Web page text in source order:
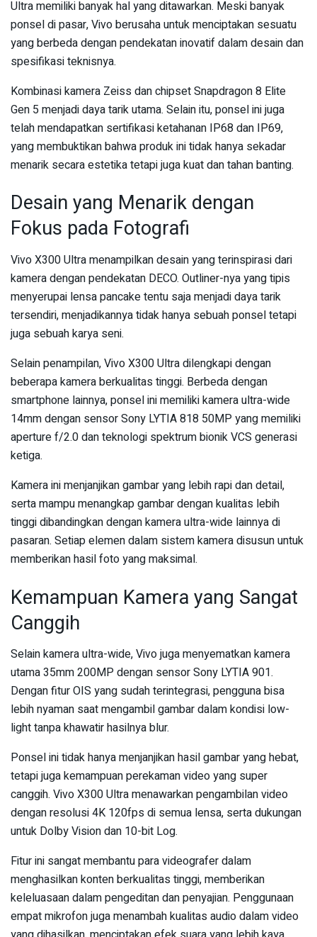
Ultra memiliki banyak hal yang ditawarkan. Meski banyak
ponsel di pasar, Vivo berusaha untuk menciptakan sesuatu
yang berbeda dengan pendekatan inovatif dalam desain dan
spesifikasi teknisnya.
Kombinasi kamera Zeiss dan chipset Snapdragon 8 Elite
Gen 5 menjadi daya tarik utama. Selain itu, ponsel ini juga
telah mendapatkan sertifikasi ketahanan IP68 dan IP69,
yang membuktikan bahwa produk ini tidak hanya sekadar
menarik secara estetika tetapi juga kuat dan tahan banting.
Desain yang Menarik dengan
Fokus pada Fotografi
Vivo X300 Ultra menampilkan desain yang terinspirasi dari
kamera dengan pendekatan DECO. Outliner-nya yang tipis
menyerupai lensa pancake tentu saja menjadi daya tarik
tersendiri, menjadikannya tidak hanya sebuah ponsel tetapi
juga sebuah karya seni.
Selain penampilan, Vivo X300 Ultra dilengkapi dengan
beberapa kamera berkualitas tinggi. Berbeda dengan
smartphone lainnya, ponsel ini memiliki kamera ultra-wide
14mm dengan sensor Sony LYTIA 818 50MP yang memiliki
aperture f/2.0 dan teknologi spektrum bionik VCS generasi
ketiga.
Kamera ini menjanjikan gambar yang lebih rapi dan detail,
serta mampu menangkap gambar dengan kualitas lebih
tinggi dibandingkan dengan kamera ultra-wide lainnya di
pasaran. Setiap elemen dalam sistem kamera disusun untuk
memberikan hasil foto yang maksimal.
Kemampuan Kamera yang Sangat
Canggih
Selain kamera ultra-wide, Vivo juga menyematkan kamera
utama 35mm 200MP dengan sensor Sony LYTIA 901.
Dengan fitur OIS yang sudah terintegrasi, pengguna bisa
lebih nyaman saat mengambil gambar dalam kondisi low-
light tanpa khawatir hasilnya blur.
Ponsel ini tidak hanya menjanjikan hasil gambar yang hebat,
tetapi juga kemampuan perekaman video yang super
canggih. Vivo X300 Ultra menawarkan pengambilan video
dengan resolusi 4K 120fps di semua lensa, serta dukungan
untuk Dolby Vision dan 10-bit Log.
Fitur ini sangat membantu para videografer dalam
menghasilkan konten berkualitas tinggi, memberikan
keleluasaan dalam pengeditan dan penyajian. Penggunaan
empat mikrofon juga menambah kualitas audio dalam video